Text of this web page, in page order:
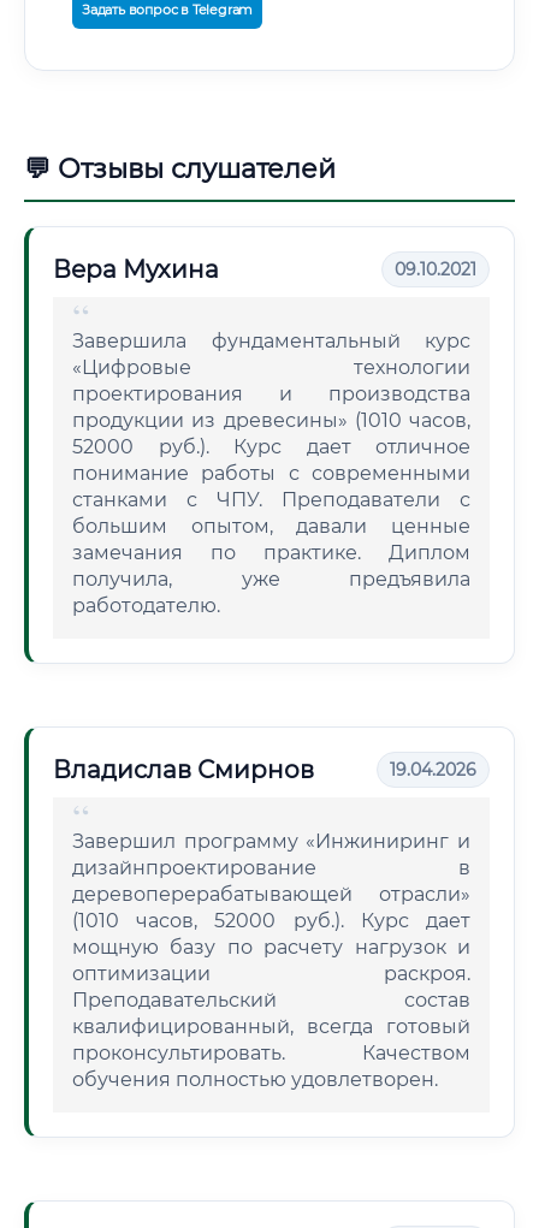
Задать вопрос в Telegram
💬 Отзывы слушателей
Вера Мухина 09.10.2021
Завершила фундаментальный курс
«Цифровые технологии
проектирования и производства
продукции из древесины» (1010 часов,
52000 руб.). Курс дает отличное
понимание работы с современными
станками с ЧПУ. Преподаватели с
большим опытом, давали ценные
замечания по практике. Диплом
получила, уже предъявила
работодателю.
Владислав Смирнов 19.04.2026
Завершил программу «Инжиниринг и
дизайнпроектирование в
деревоперерабатывающей отрасли»
(1010 часов, 52000 руб.). Курс дает
мощную базу по расчету нагрузок и
оптимизации раскроя.
Преподавательский состав
квалифицированный, всегда готовый
проконсультировать. Качеством
обучения полностью удовлетворен.